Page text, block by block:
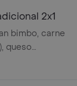
2x1
bimbo, carne
queso